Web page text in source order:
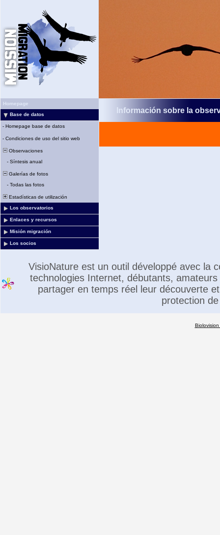
Homepage
Base de datos
- Homepage base de datos
- Condiciones de uso del sitio web
Observaciones
- Síntesis anual
Galerías de fotos
- Todas las fotos
Estadísticas de utilización
Los observatorios
Enlaces y recursos
Misión migración
Los socios
Información sobre la
VisioNature est un outil développé avec la
technologies Internet, débutants,
partager en temps réel leur découverte
protection
Biolovision